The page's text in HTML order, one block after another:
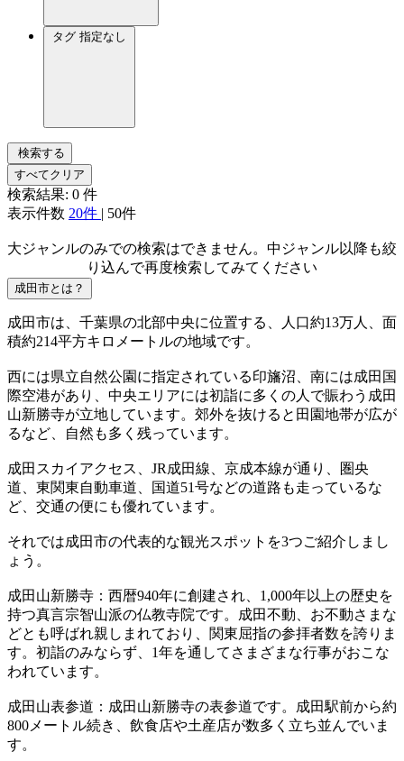
タグ 指定なし
検索する
すべてクリア
検索結果: 0 件
表示件数 20件 | 50件
大ジャンルのみでの検索はできません。中ジャンル以降も絞
り込んで再度検索してみてください
成田市とは？
成田市は、千葉県の北部中央に位置する、人口約13万人、面
積約214平方キロメートルの地域です。
西には県立自然公園に指定されている印旛沼、南には成田国
際空港があり、中央エリアには初詣に多くの人で賑わう成田
山新勝寺が立地しています。郊外を抜けると田園地帯が広が
るなど、自然も多く残っています。
成田スカイアクセス、JR成田線、京成本線が通り、圏央
道、東関東自動車道、国道51号などの道路も走っているな
ど、交通の便にも優れています。
それでは成田市の代表的な観光スポットを3つご紹介しまし
ょう。
成田山新勝寺：西暦940年に創建され、1,000年以上の歴史を
持つ真言宗智山派の仏教寺院です。成田不動、お不動さまな
どとも呼ばれ親しまれており、関東屈指の参拝者数を誇りま
す。初詣のみならず、1年を通してさまざまな行事がおこな
われています。
成田山表参道：成田山新勝寺の表参道です。成田駅前から約
800メートル続き、飲食店や土産店が数多く立ち並んでいま
す。